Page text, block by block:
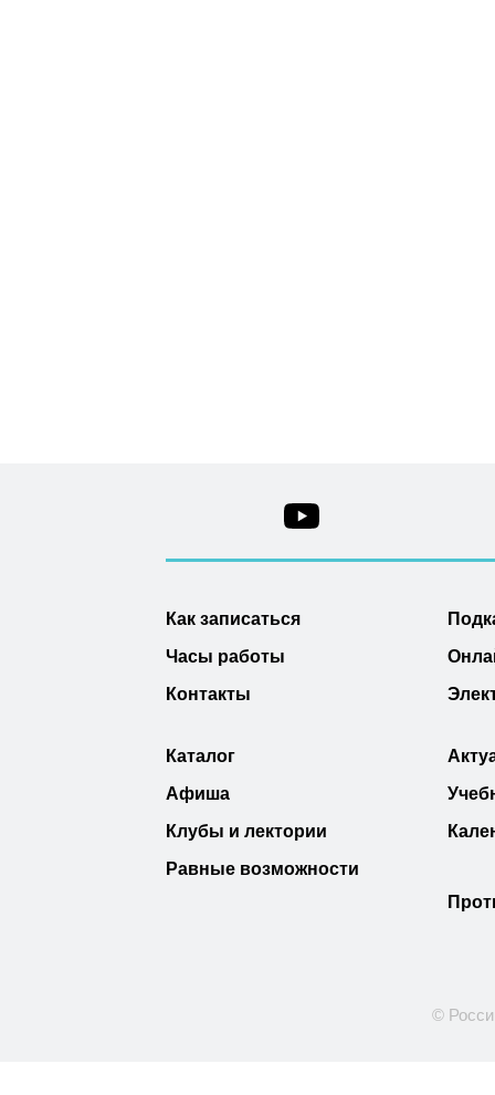
Как записаться
Часы работы
Контакты
Каталог
Афиша
Клубы и лектории
Равные возможности
©